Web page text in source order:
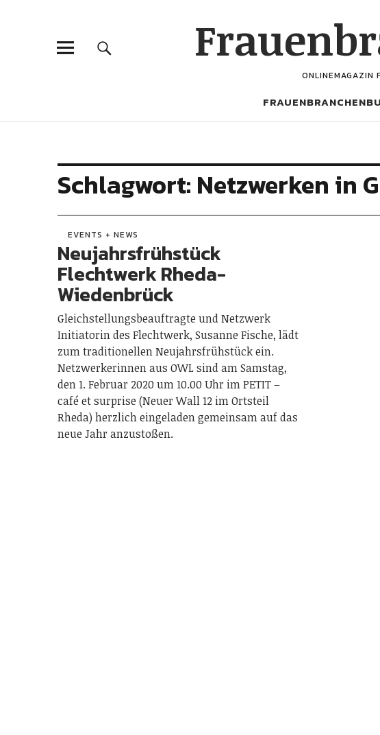
ONLINEMAGAZIN
Schlagwort: Netzwerken in
EVENTS + NEWS
Neujahrsfrühstück
Flechtwerk Rheda-
Wiedenbrück
Gleichstellungsbeauftragte und Netzwerk
Initiatorin des Flechtwerk, Susanne Fische, lädt
zum traditionellen Neujahrsfrühstück ein.
Netzwerkerinnen aus OWL sind am Samstag,
den 1. Februar 2020 um 10.00 Uhr im PETIT –
café et surprise (Neuer Wall 12 im Ortsteil
Rheda) herzlich eingeladen gemeinsam auf das
neue Jahr anzustoßen.